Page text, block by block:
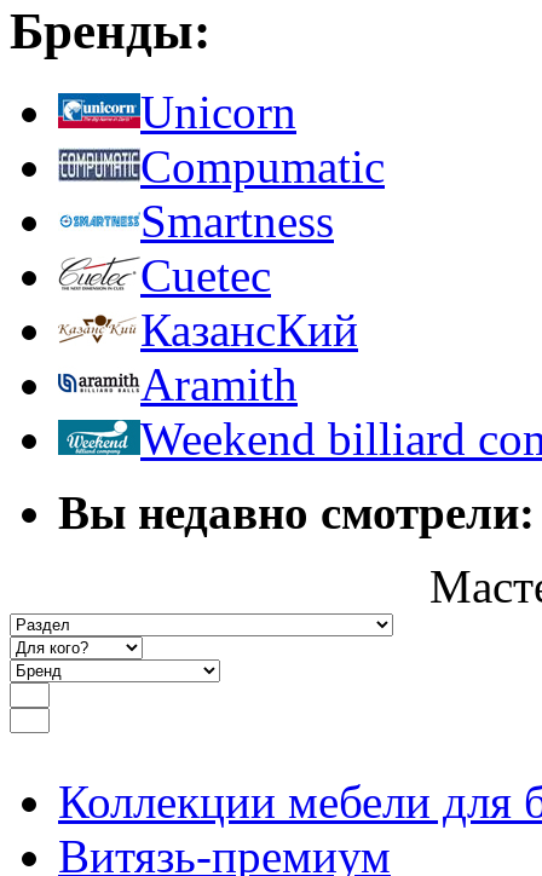
Бренды:
Unicorn
Compumatic
Smartness
Cuetec
КазансКий
Aramith
Weekend billiard
Вы недавно смотрели:
Коллекции мебели для
Витязь-премиум